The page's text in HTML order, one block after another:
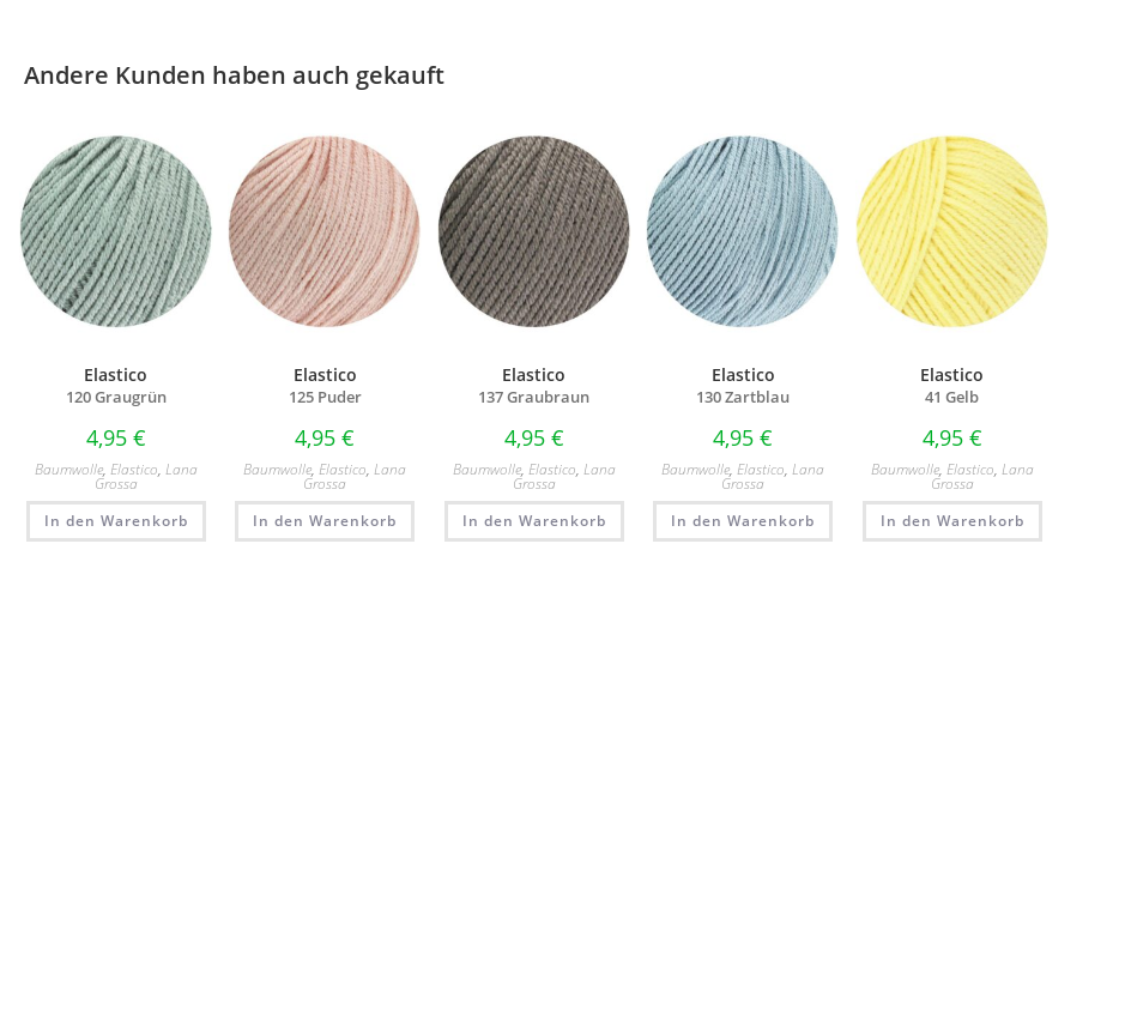
Andere Kunden haben auch gekauft
Elastico
120 Graugrün
4,95 €
Baumwolle, Elastico, Lana
Grossa
In den Warenkorb
Elastico
125 Puder
4,95€
Baumwolle,Elastico,Lana
Grossa
In den Warenkorb
Elastico
137 Graubraun
4,95 €
Baumwolle, Elastico, Lana
Grossa
In den Warenkorb
Elastico
130 Zartblau
4,95€
Baumwolle,Elastico,Lana
Grossa
In den Warenkorb
Elastico
41 Gelb
4,95 €
Baumwolle, Elastico, Lana
Grossa
In den Warenkorb